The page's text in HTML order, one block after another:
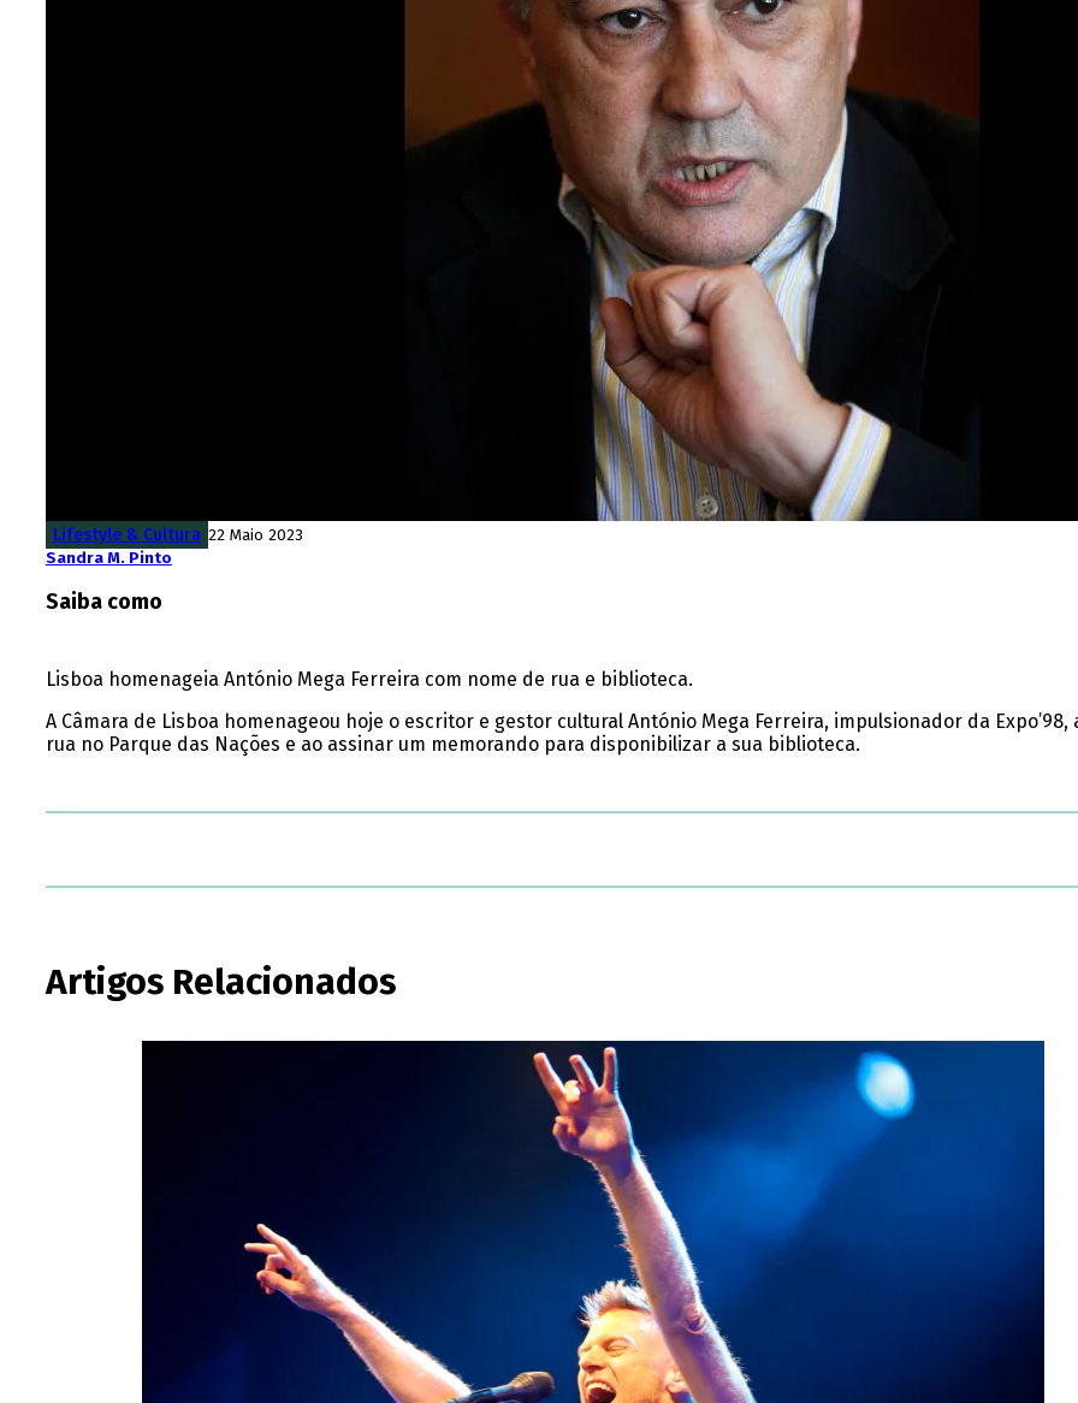
Lifestyle & Cultura 22 Maio 2023
Sandra M. Pinto
Saiba como
Lisboa homenageia António Mega Ferreira com nome de rua e biblioteca.
A Câmara de Lisboa homenageou hoje o escritor e gestor cultural António Mega Ferreira, impulsionador da
rua no Parque das Nações e ao assinar um memorando para disponibilizar a sua biblioteca.
Artigos Relacionados